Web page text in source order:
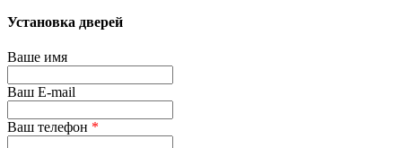
Установка дверей
Ваше имя
Ваш E-mail
Ваш телефон *